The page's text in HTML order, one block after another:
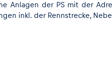
Anlagen der PS mit der
inkl. der Rennstrecke,